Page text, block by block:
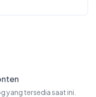
yang tersedia saat ini.